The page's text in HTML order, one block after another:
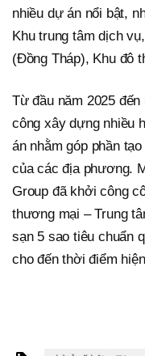
nhiều dự án nổi bật,
Khu trung tâm dịch
(Đồng Tháp), Khu đô
Từ đầu năm 2025
công xây dựng nhiều
án nhằm góp phần
của các địa phương.
Group đã khởi công
thương mại – Trung
sạn 5 sao tiêu chuẩn
cho đến thời điểm